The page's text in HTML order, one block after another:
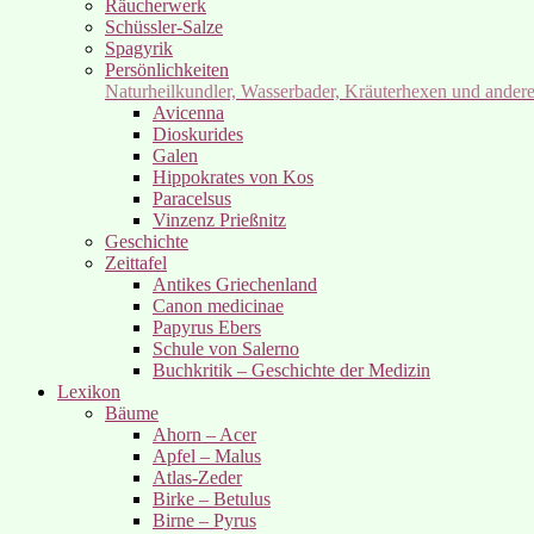
Räucherwerk
Schüssler-Salze
Spagyrik
Persönlichkeiten
Naturheilkundler, Wasserbader, Kräuterhexen und andere
Avicenna
Dioskurides
Galen
Hippokrates von Kos
Paracelsus
Vinzenz Prießnitz
Geschichte
Zeittafel
Antikes Griechenland
Canon medicinae
Papyrus Ebers
Schule von Salerno
Buchkritik – Geschichte der Medizin
Lexikon
Bäume
Ahorn – Acer
Apfel – Malus
Atlas-Zeder
Birke – Betulus
Birne – Pyrus